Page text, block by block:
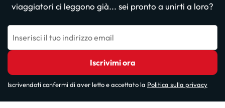
viaggiatori ci leggono già... sei pronto a unirti a loro?
Inserisci il tuo indirizzo email
Iscrivimi ora
Iscrivendoti confermi di aver letto e accettato la Politica sulla privacy